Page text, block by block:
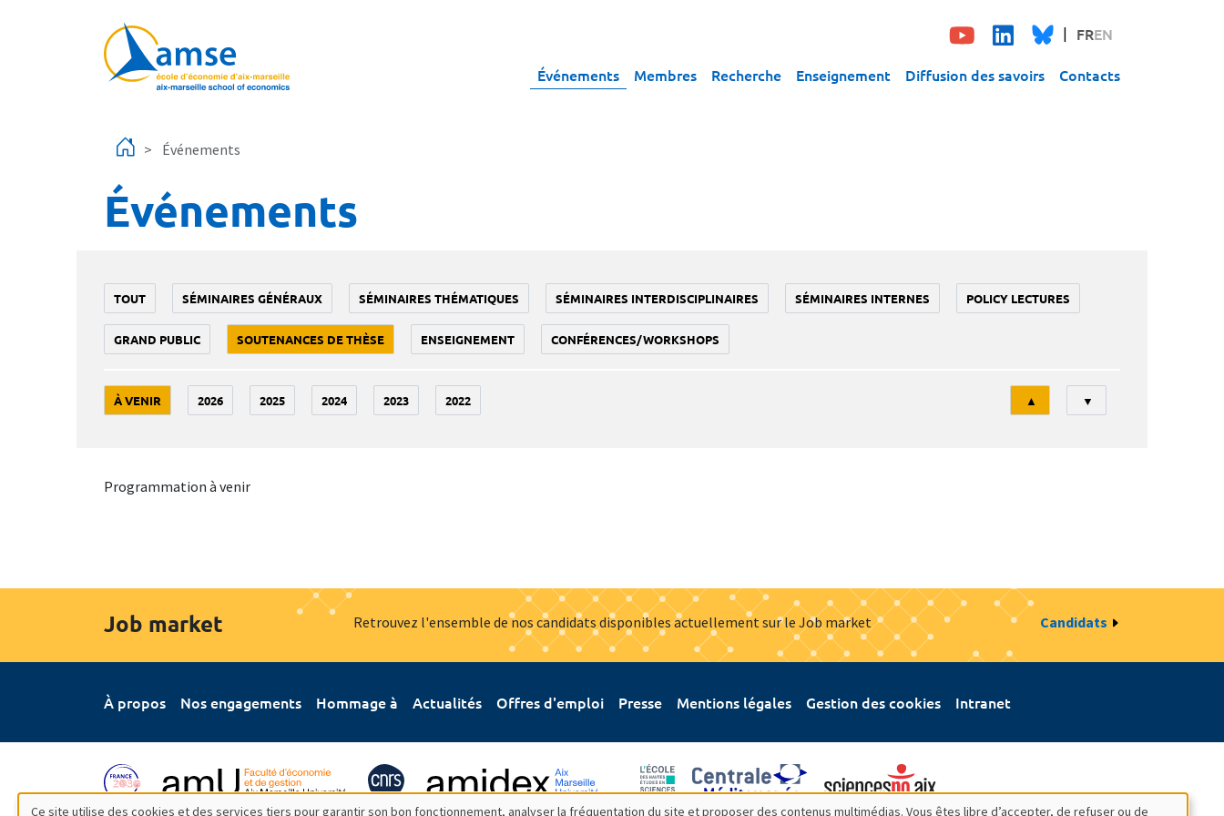
FREN
Événements Membres Recherche Enseignement Diffusion des savoirs Contacts
Événements
Événements
TOUT SÉMINAIRES GÉNÉRAUX SÉMINAIRES THÉMATIQUES SÉMINAIRES INTERDISCIPLINAIRES SÉMINAIRES INTERNES POLICY LECTURES
GRAND PUBLIC SOUTENANCES DE THÈSE ENSEIGNEMENT CONFÉRENCES/WORKSHOPS
À VENIR 2026 2025 2024 2023 2022
Tri
▲ ▼
Programmation à venir
Job market Retrouvez l'ensemble de nos candidats disponibles actuellement sur le Job market Candidats
À propos Nos engagements Hommage à Actualités Offres d'emploi Presse Mentions légales Gestion des cookies Intranet
Ce site utilise des cookies et des services tiers pour garantir son bon fonctionnement, analyser la fréquentation du site et proposer des contenus multimédias. Vous êtes libre d’accepter, de refuser ou de